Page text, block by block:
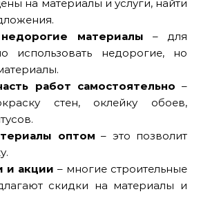
на материалы и услуги, найти
материалы – для
использовать недорогие, но
работ самостоятельно –
стен, оклейку обоев,
оптом – это позволит
и акции – многие строительные
скидки на материалы и